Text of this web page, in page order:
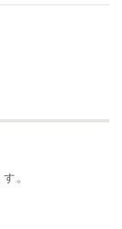
。